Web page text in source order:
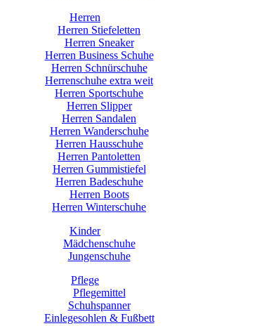
Herren
Herren Stiefeletten
Herren Sneaker
Herren Business Schuhe
Herren Schnürschuhe
Herrenschuhe extra weit
Herren Sportschuhe
Herren Slipper
Herren Sandalen
Herren Wanderschuhe
Herren Hausschuhe
Herren Pantoletten
Herren Gummistiefel
Herren Badeschuhe
Herren Boots
Herren Winterschuhe
Kinder
Mädchenschuhe
Jungenschuhe
Pflege
Pflegemittel
Schuhspanner
Einlegesohlen & Fußbett